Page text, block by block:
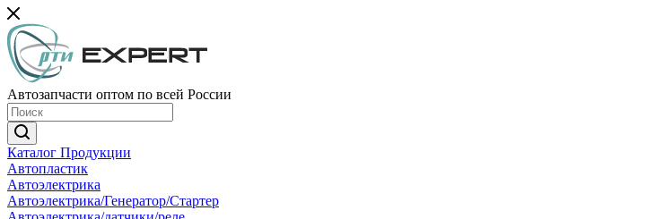
Автозапчасти оптом по всей России
Каталог Продукции
Автопластик
Автоэлектрика
Автоэлектрика/Генератор/Стартер